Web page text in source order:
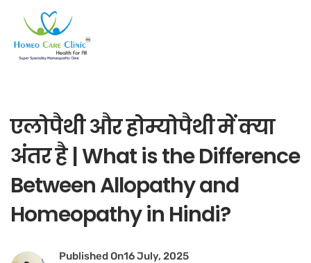
एलोपैथी और होम्योपैथी में क्या
अंतर है | What is the Difference
Between Allopathy and
Homeopathy in Hindi?
Published On16 July, 2025